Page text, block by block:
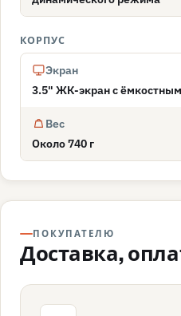
КОРПУС
Экран
3.5" ЖК-экран с
Вес
Около 740 г
ПОКУПАТЕЛЮ
Доставка,